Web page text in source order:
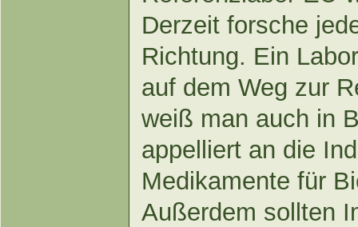
Derzeit forsche
Richtung. Ein
auf dem Weg zur
weiß man auch in
appelliert an die
Medikamente für
Außerdem sollten